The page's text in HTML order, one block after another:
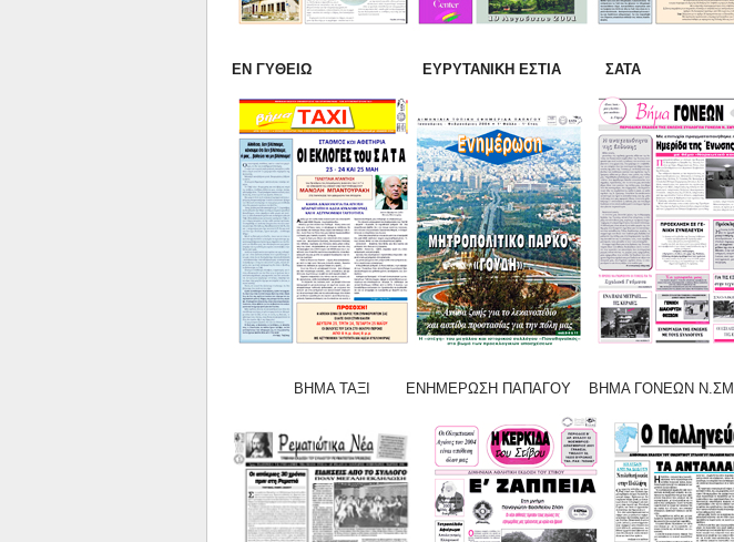
ΕΝ ΓΥΘΕΙΩ ΕΥΡΥΤΑΝΙΚΗ ΕΣΤΙΑ ΣΑΤΑ
ΒΗΜΑ ΤΑΞΙ ΕΝΗΜΕΡΩΣΗ ΠΑΠΑΓΟΥ ΒΗΜΑ ΓΟΝΕΩΝ Ν.ΣΜΥ